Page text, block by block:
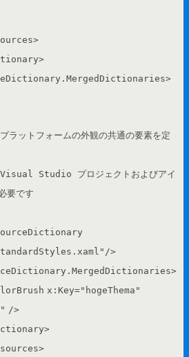
>
>
>
プラットフォームの外観の共通の要素を定
Visual Studio プロジェクトおよびアイ
要です
/>
>
x:Key="hogeThema"
/>
>
>